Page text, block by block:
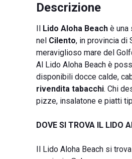
Descrizione
Il Lido Aloha Beach è una
nel Cilento, in provincia di
meraviglioso mare del
Al Lido Aloha Beach è
disponibili docce calde,
rivendita tabacchi. Chi
pizze, insalatone e piatti
DOVE SI TROVA IL LIDO
Il Lido Aloha Beach si